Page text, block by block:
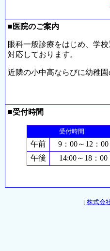
■医院のご案内
眼科一般診療をはじめ、学
対応しております。
近隣の小中高ならびに幼稚
■受付時間
受付時間
午前 9：00～12：00
午後
14:00～18：00
[ 株式会